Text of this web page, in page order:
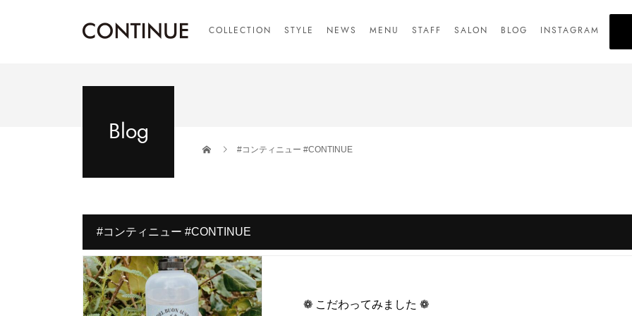
COLLECTION STYLE NEWS MENU STAFF SALON BLOG INSTAGRAM
Blog
#コンティニュー #CONTINUE
#コンティニュー #CONTINUE
❁︎ こだわってみました ❁︎